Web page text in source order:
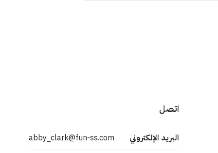
اتصل
البريد الإلكتروني abby_clark@fun-ss.com